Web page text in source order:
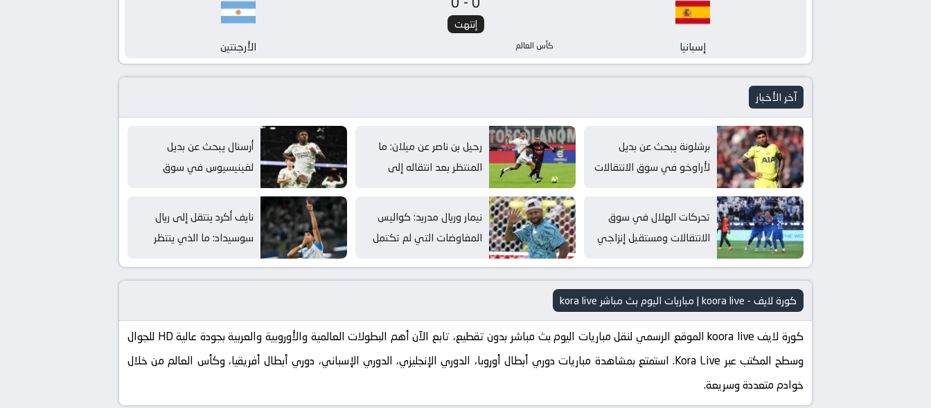
إسبانيا
إنتهت
كأس العالم الأرجنتين
آخر الأخبار
برشلونة يبحث عن بديل
لأراوخو في سوق الانتقالات
رحيل بن ناصر عن ميلان: ما
المنتظر بعد انتقاله إلى
أرسنال يبحث عن بديل
لفينيسيوس في سوق
تحركات الهلال في سوق
الانتقالات ومستقبل إنزاجي
نيمار وريال مدريد: كواليس
المفاوضات التي لم تكتمل
نايف أكرد ينتقل إلى ريال
سوسيداد: ما الذي ينتظر
كورة لايف - koora live | مباريات اليوم بث مباشر kora live
كورة لايف koora live الموقع الرسمي لنقل مباريات اليوم بث مباشر بدون تقطيع، تابع الآن أهم البطولات العالمية والأوروبية والعربية بجودة عالية HD للجوال
وسطح المكتب عبر Kora Live. استمتع بمشاهدة مباريات دوري أبطال أوروبا، الدوري الإنجليزي، الدوري الإسباني، دوري أبطال أفريقيا، وكأس العالم من خلال
خوادم متعددة وسريعة.